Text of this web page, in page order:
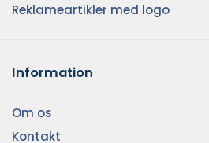
Reklameartikler med logo
Information
Om os
Kontakt